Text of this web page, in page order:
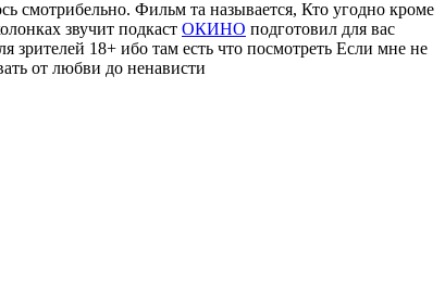
смотрибельно. Фильм та называется, Кто угодно кроме
звучит подкаст ОКИНО подготовил для вас
зрителей 18+ ибо там есть что посмотреть Если мне не
от любви до ненависти